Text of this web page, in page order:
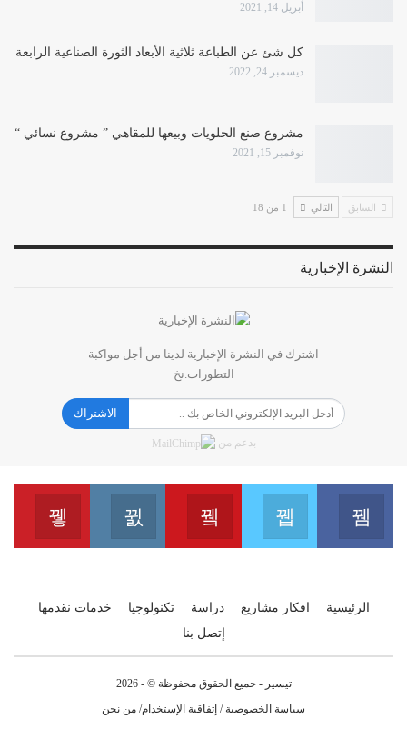
أبريل 14, 2021
كل شئ عن الطباعة ثلاثية الأبعاد الثورة الصناعية الرابعة
ديسمبر 24, 2022
مشروع صنع الحلويات وبيعها للمقاهي ” مشروع نسائي “
نوفمبر 15, 2021
السابق التالي 1 من 18
النشرة الإخبارية
اشترك في النشرة الإخبارية لدينا من أجل مواكبة
التطورات.نخ
الاشتراك
بدعم من
Facebook
انضم الينا على الفايسبوك
Twitter
انضم الينا على التويتر
Youtube
انضم الينا على اليوتيب
Instagram
انضم الينا على
الرئيسية افكار مشاريع دراسة تكنولوجيا
خدمات نقدمها
إتصل بنا
تيسير - جميع الحقوق محفوظة © - 2026
سياسة الخصوصية / إتفاقية الإستخدام/ من نحن